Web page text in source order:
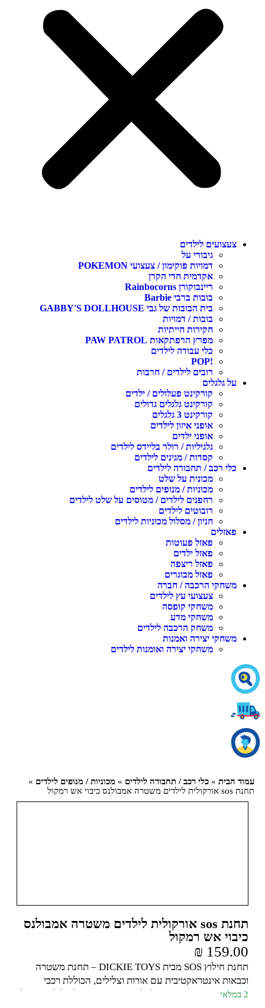
צעצועים לילדים
גיבורי על
דמויות פוקימון / צעצועי POKEMON
אקדמית חדי הקרן
ריינבוקורן Rainbocorns
בובות ברבי Barbie
בית הבובות של גבי GABBY'S DOLLHOUSE
בובות / דמויות
חקירות חייתיות
מפרץ הרפתקאות PAW PATROL
כלי עבודה לילדים
!POP
רובים לילדים / חרבות
על גלגלים
קורקינט פעלולים / ילדים
קורקינט גלגלים גדולים
קורקינט 3 גלגלים
אופני איזון לילדים
אופני ילדים
גלגיליות / רולר בליידס לילדים
קסדות / מגינים לילדים
כלי רכב / תחבורה לילדים
מכונית על שלט
מכוניות / מנופים לילדים
רחפנים לילדים / מטוסים על שלט לילדים
רובוטים לילדים
חניון / מסלול מכוניות לילדים
פאזלים
פאזל פעוטות
פאזל ילדים
פאזל ריצפה
פאזל מבוגרים
משחקי הרכבה / חברה
צעצועי עץ לילדים
משחקי קופסה
משחקי מדע
משחק הרכבה לילדים
משחקי יצירה ואמנות
משחקי יצירה ואומנות לילדים
עמוד הבית » כלי רכב / תחבורה לילדים » מכוניות / מנופים לילדים »
תחנת sos אורקולית לילדים משטרה אמבולנס כיבוי אש רמקול
תחנת sos אורקולית לילדים משטרה אמבולנס
כיבוי אש רמקול
₪ 159.00
תחנת חילוץ SOS מבית DICKIE TOYS – תחנת משטרה
וכבאות אינטראקטיבית עם אורות וצלילים, הכוללת רכבי
משטרה ורכב כיבוי. אידיאלי למשחקי דמיון והצלה לילדים מגיל
2 במלאי